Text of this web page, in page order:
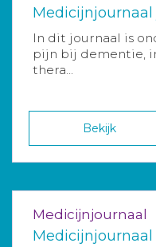
In dit journaal is
pijn bij dementie,
thera...
Bekijk
Medicijnjournaal